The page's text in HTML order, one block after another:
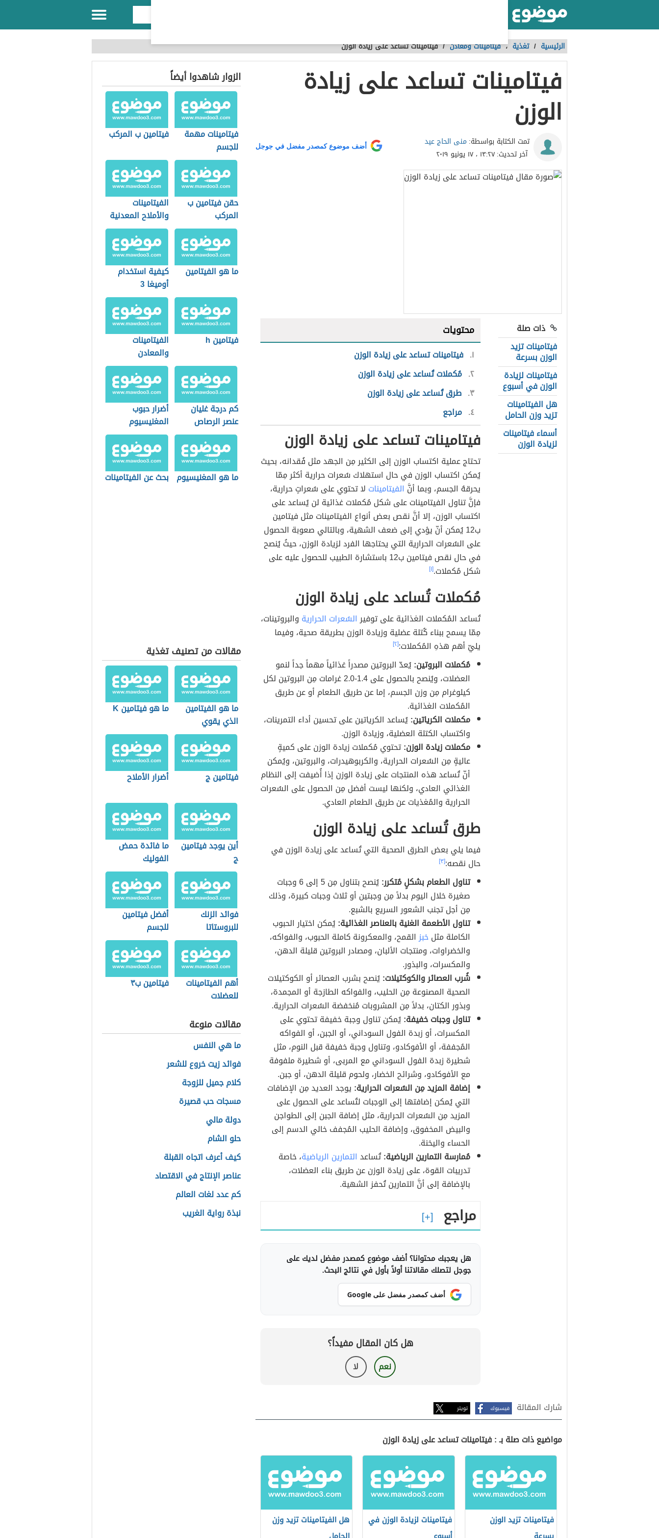
الرئيسية / تغذية ،فيتامينات ومعادن /فيتامينات تساعد على زيادة الوزن
فيتامينات تساعد على زيادة
الوزن
تمت الكتابة بواسطة: منى الحاج عيد
آخر تحديث:١٣:٢٧ ، ١٧ يونيو ٢٠١٩
أضف موضوع كمصدر مفضل في جوجل
ذات صلة
فيتامينات تزيد
الوزن بسرعة
فيتامينات لزيادة
الوزن في أسبوع
هل الفيتامينات
تزيد وزن الحامل
أسماء فيتامينات
لزيادة الوزن
محتويات
١ فيتامينات تساعد على زيادة الوزن
٢ مُكملات تُساعد على زيادة الوزن
٣ طرق تُساعد على زيادة الوزن
٤ مراجع
فيتامينات تساعد على زيادة الوزن
تحتاج عملية اكتساب الوزن إلى الكثير مِن الجهد مثل فُقدانه، بحيث
يُمكن اكتساب الوزن في حال استهلاك سُعرات حرارية أكثر مِمّا
يحرقهُ الجسم، وبما أنَّ الفيتامينات لا تحتوي على سُعراتٍ حرارية،
فإنَّ تناول الفيتامينات على شكل مُكملات غذائية لن يُساعد على
اكتساب الوزن، إلا أنَّ نقص بعض أنواع الفيتامينات مثل فيتامين
ب12 يُمكن أنّ يؤدي إلى ضعف الشهية، وبالتالي صعوبة الحصول
على السُعرات الحرارية التي يحتاجها الفرد لزيادة الوزن، حيثُ يُنصح
في حال نقص فيتامين ب12 باستشارة الطبيب للحصول عليه على
شكل مُكملات.[١]
مُكملات تُساعد على زيادة الوزن
تُساعد المُكملات الغذائية على توفيرالسُعرات الحرارية والبروتينات،
مِمّا يسمح ببناء كُتلة عضلية وزيادة الوزن بطريقة صحية، وفيما
يليّ أهم هذهِ المُكملات:[٢]
مُكملات البروتين:يُعدّ البروتين مصدراً غذائياً مهماً جداً لنمو
العضلات، ويُنصح بالحصول على 1.4-2.0 غرامات مِن البروتين لكل
كيلوغرام مِن وزن الجسم، إما عن طريق الطعام أو عن طريق
المُكملات الغذائية.
مكملات الكرياتين:يُساعد الكرياتين على تحسين أداء التمرينات،
واكتساب الكتلة العضلية، وزيادة الوزن.
مكملات زيادة الوزن:تحتوي مُكملات زيادة الوزن على كميةٍ
عاليةٍ مِن السُعرات الحرارية، والكربوهيدرات، والبروتين، ويُمكن
أنّ تُساعد هذه المنتجات على زيادة الوزن إذا أُضيفت إلى النظام
الغذائي العادي، ولكنها ليست أفضل مِن الحصول على السُعرات
الحرارية والمُغذيات عن طريق الطعام العادي.
طرق تُساعد على زيادة الوزن
فيما يلي بعض الطرق الصحية التي تُساعد على زيادة الوزن في
حال نقصه:[٣]
تناول الطعام بشكلٍ مُتكرر:
يُنصح بتناول مِن 5 إلى 6 وجبات
صغيرة خلال اليوم بدلاً مِن وجبتين أو ثلاث وجبات كبيرة، وذلك
مِن أجل تجنب الشعور السريع بالشبع.
تناول الأطعمة الغنية بالعناصر الغذائية:يُمكن اختيار الحبوب
الكاملة مثلخبزالقمح، والمعكرونة كاملة الحبوب، والفواكه،
والخضراوات، ومنتجات الألبان، ومصادر البروتين قليلة الدهن،
والمكسرات، والبذور.
شُرب العصائر والكوكتيلات:يُنصح بشرب العصائر أو الكوكتيلات
الصحية المصنوعة مِن الحليب، والفواكه الطازجة أو المجمدة،
وبذور الكتان، بدلاً مِن المشروبات مُنخفضة السُعرات الحرارية.
تناول وجبات خفيفة:يُمكن تناول وجبة خفيفة تحتوي على
المكسرات، أو زبدة الفول السوداني، أو الجبن، أو الفواكه
المُجففة، أو الأفوكادو، وتناول وجبة خفيفة قبل النوم، مثل
شطيرة زبدة الفول السوداني مع المربى، أو شطيرة ملفوفة
مع الأفوكادو، وشرائح الخضار، ولحوم قليلة الدهن، أو جبن.
إضافة المزيد مِن السُعرات الحرارية: يوجد العديد مِن الإضافات
التي يُمكن إضافتها إلى الوجبات لتُساعد على الحصول على
المزيد مِن السُعرات الحرارية، مثل إضافة الجبن إلى الطواجن
والبيض المخفوق، وإضافة الحليب المُجفف خالي الدسم إلى
الحساء واليخنة.
مُمارسة التمارين الرياضية:تُساعد التمارين الرياضية، خاصة
تدريبات القوة، على زيادة الوزن عن طريق بناء العضلات،
بالإضافة إلى أنَّ التمارين تُحفز الشهية.
مراجع
هل يعجبك محتوانا؟ أضف موضوع كمصدر مفضل لديك على
جوجل لتصلك مقالاتنا أولاً بأول في نتائج البحث.
أضف كمصدر مفضل على Google
هل كان المقال مفيداً؟
نعم لا
شارك المقالة فيسبوك تويتر
مواضيع ذات صلة بـ : فيتامينات تساعد على زيادة الوزن
فيتامينات تزيد الوزن
فيتامينات لزيادة الوزن في
هل الفيتامينات تزيد وزن
الزوار شاهدوا أيضاً
فيتامينات مهمة
للجسم
فيتامين ب المركب
حقن فيتامين ب
المركب
الفيتامينات
والأملاح المعدنية
ما هو الفيتامين
كيفية استخدام
أوميغا 3
فيتامين h
الفيتامينات
والمعادن
كم درجة غليان
عنصر الرصاص
أضرار حبوب
المغنيسيوم
ما هو المغنيسيوم بحث عن الفيتامينات
مقالات من تصنيف تغذية
ما هو الفيتامين
الذي يقوي
الأعصاب
ما هو فيتامين K
فيتامين ج أضرار الأملاح
أين يوجد فيتامين
ج
ما فائدة حمض
الفوليك
فوائد الزنك
للبروستاتا
أفضل فيتامين
للجسم
أهم الفيتامينات
للعضلات
فيتامين ب٣
مقالات منوعة
ما هي النفس
فوائد زيت خروع للشعر
كلام جميل للزوجة
مسجات حب قصيرة
دولة مالي
حلو الشام
كيف أعرف اتجاه القبلة
عناصر الإنتاج في الاقتصاد
كم عدد لغات العالم
نبذة رواية الغريب